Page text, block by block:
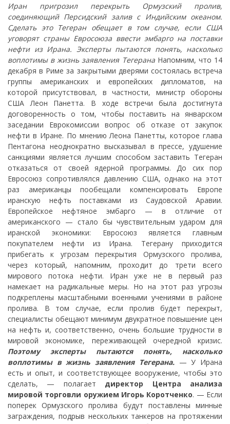
Иран пригрозил перекрыть Ормузский пролив,
соединяющий Персидский залив с Индийским океаном.
Сделать это Тегеран обещает в том случае, если США
уговорят страны Евросоюза ввести эмбарго на поставки
нефти из Ирана. Эксперты пытаются понять, насколько
воплотимы в жизнь заявления ТегеранаНапомним, что 14
декабря в Риме за закрытыми дверями состоялась встреча
группы американских и европейских дипломатов, на
которой присутствовал, в частности, министр обороны
США Леон Панетта. В ходе встречи была достигнута
договоренность о том, чтобы поставить на январском
заседании Еврокомиссии вопрос об отказе от закупок
нефти в Иране. По мнению Леона Панетты, которое глава
Пентагона неоднократно высказывал в прессе, удушение
санкциями является лучшим способом заставить Тегеран
отказаться от своей ядерной программы. До сих пор
Евросоюз сопротивлялся давлению США, однако на этот
раз американцы пообещали компенсировать Европе
иранскую нефть поставками из Саудовской Аравии.
Европейское нефтяное эмбарго — в отличие от
американского — стало бы чувствительным ударом для
иранской экономики: Евросоюз является главным
покупателем нефти из Ирана. Тегерану приходится
прибегать к угрозам перекрытия Ормузского пролива,
через который, напомним, проходит до трети всего
мирового потока нефти. Иран уже не в первый раз
намекает на радикальные меры. Но на этот раз угрозы
подкреплены масштабными военными учениями в районе
пролива. В том случае, если пролив будет перекрыт,
специалисты обещают минимум двукратное повышение цен
на нефть и, соответственно, очень большие трудности в
мировой экономике, переживающей очередной кризис.
Поэтому эксперты пытаются понять, насколько
воплотимы в жизнь заявления Тегерана.— У Ирана
есть и опыт, и соответствующее вооружение, чтобы это
сделать, — полагает директор Центра анализа
мировой торговли оружием Игорь Коротченко. — Если
поперек Ормузского пролива будут поставлены минные
заграждения, подрыв нескольких танкеров на протяжении